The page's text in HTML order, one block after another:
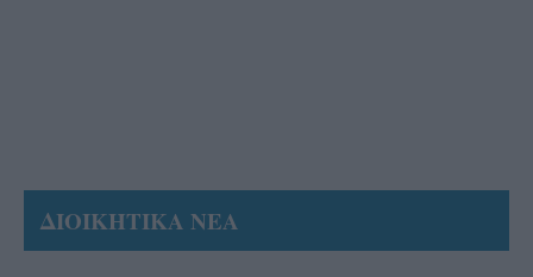
ΔΙΟΙΚΗΤΙΚΑ ΝΕΑ